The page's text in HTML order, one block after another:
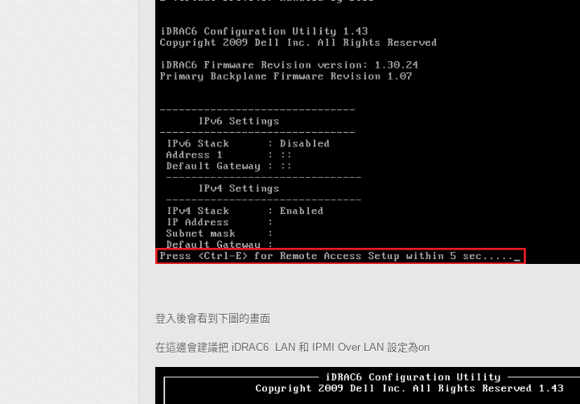
登入後會看到下圖的畫面
在這邊會建議把 iDRAC6 LAN 和 IPMI Over LAN 設定為on